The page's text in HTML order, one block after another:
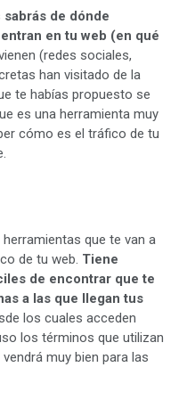
sabrás de dónde
en tu web (en qué
(redes sociales,
han visitado de la
te habías propuesto se
es una herramienta muy
cómo es el tráfico de tu
que te van a
de tu web. Tiene
de encontrar que te
a las que llegan tus
los cuales acceden
los términos que utilizan
muy bien para las